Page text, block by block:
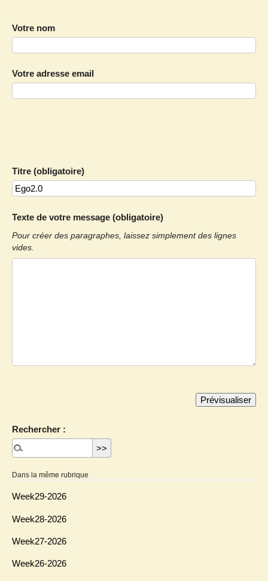
Votre nom
Votre adresse email
Titre (obligatoire)
Texte de votre message (obligatoire)
Pour créer des paragraphes, laissez simplement des lignes
vides.
Rechercher :
Dans la même rubrique
Week29-2026
Week28-2026
Week27-2026
Week26-2026